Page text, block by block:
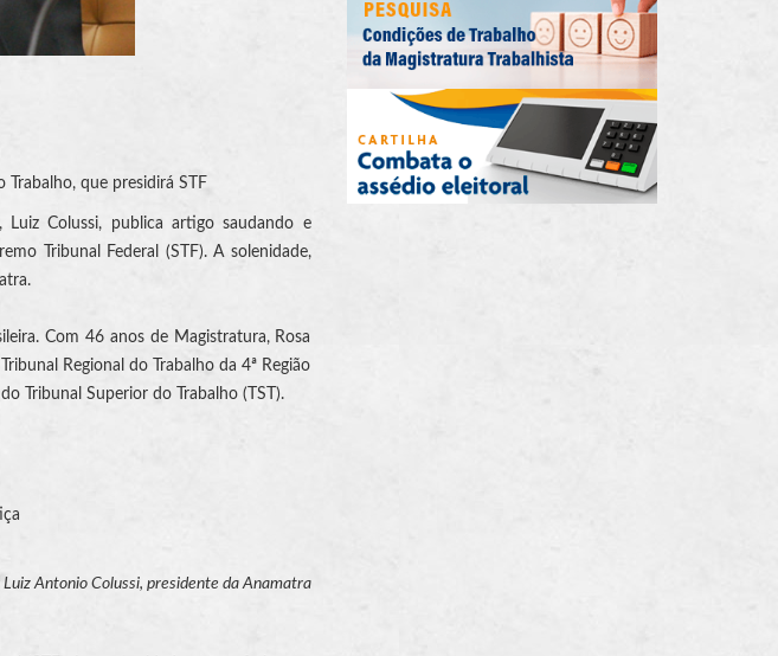
que presidirá STF
Colussi, publica artigo saudando e
Tribunal Federal (STF). A solenidade,
Com 46 anos de Magistratura, Rosa
Regional do Trabalho da 4ª Região
Tribunal Superior do Trabalho (TST).
Luiz Antonio Colussi, presidente da Anamatra